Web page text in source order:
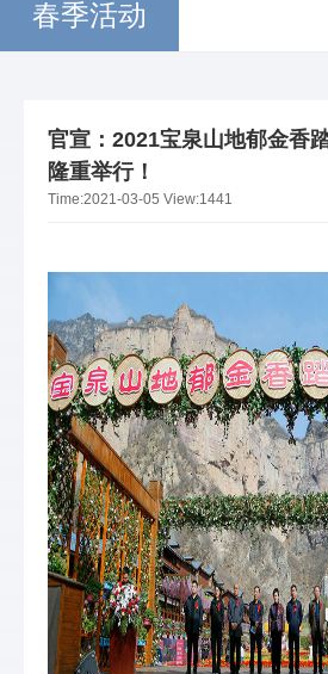
春季活动
官宣：2021宝泉山地郁金香
隆重举行！
Time:2021-03-05 View:1441